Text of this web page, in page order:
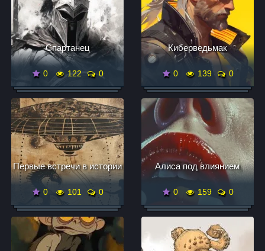
Спартанец
0 122 0
Киберведьмак
0 139 0
Первые встречи в истории
0 101 0
Алиса под влиянием
0 159 0